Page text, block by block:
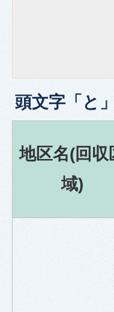
頭文字「 と
地区名(回収
域)